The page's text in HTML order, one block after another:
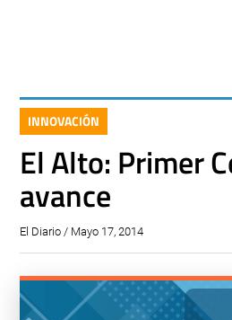
INNOVACIÓN
El Alto: Primer
avance
El Diario / Mayo 17, 2014